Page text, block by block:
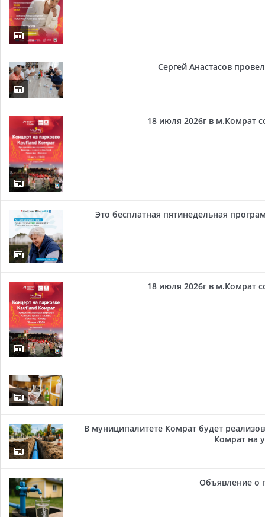
Сергей Анастасов
18 июля 2026г в м.Комрат
Это бесплатная пятинедельная
18 июля 2026г в м.Комрат
В муниципалитете Комрат будет
Комрат на
Объявление о